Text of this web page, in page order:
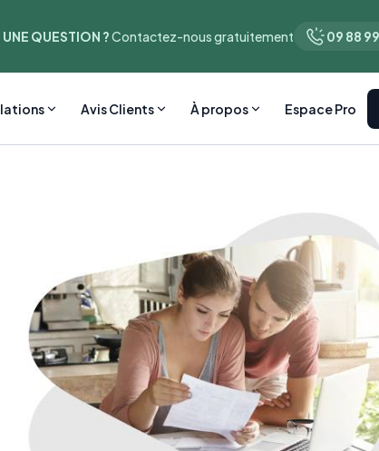
UNE QUESTION ?Contactez-nous gratuitement 09 88
Avis Clients À propos Espace Pro